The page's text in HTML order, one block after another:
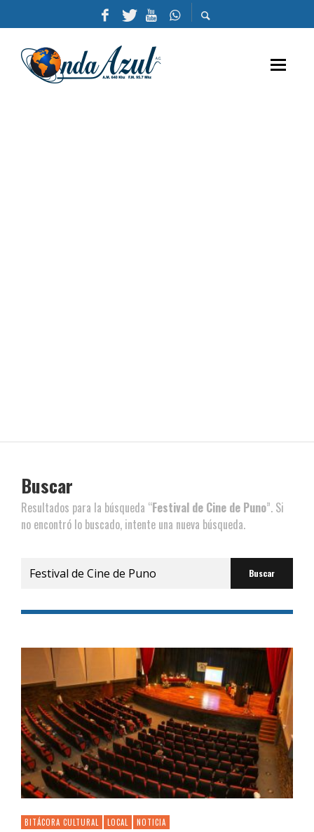
Buscar
Resultados para la búsqueda “Festival de Cine de Puno”. Si
no encontró lo buscado, intente una nueva búsqueda.
Buscar
por:
BITÁCORA CULTURAL LOCAL NOTICIA